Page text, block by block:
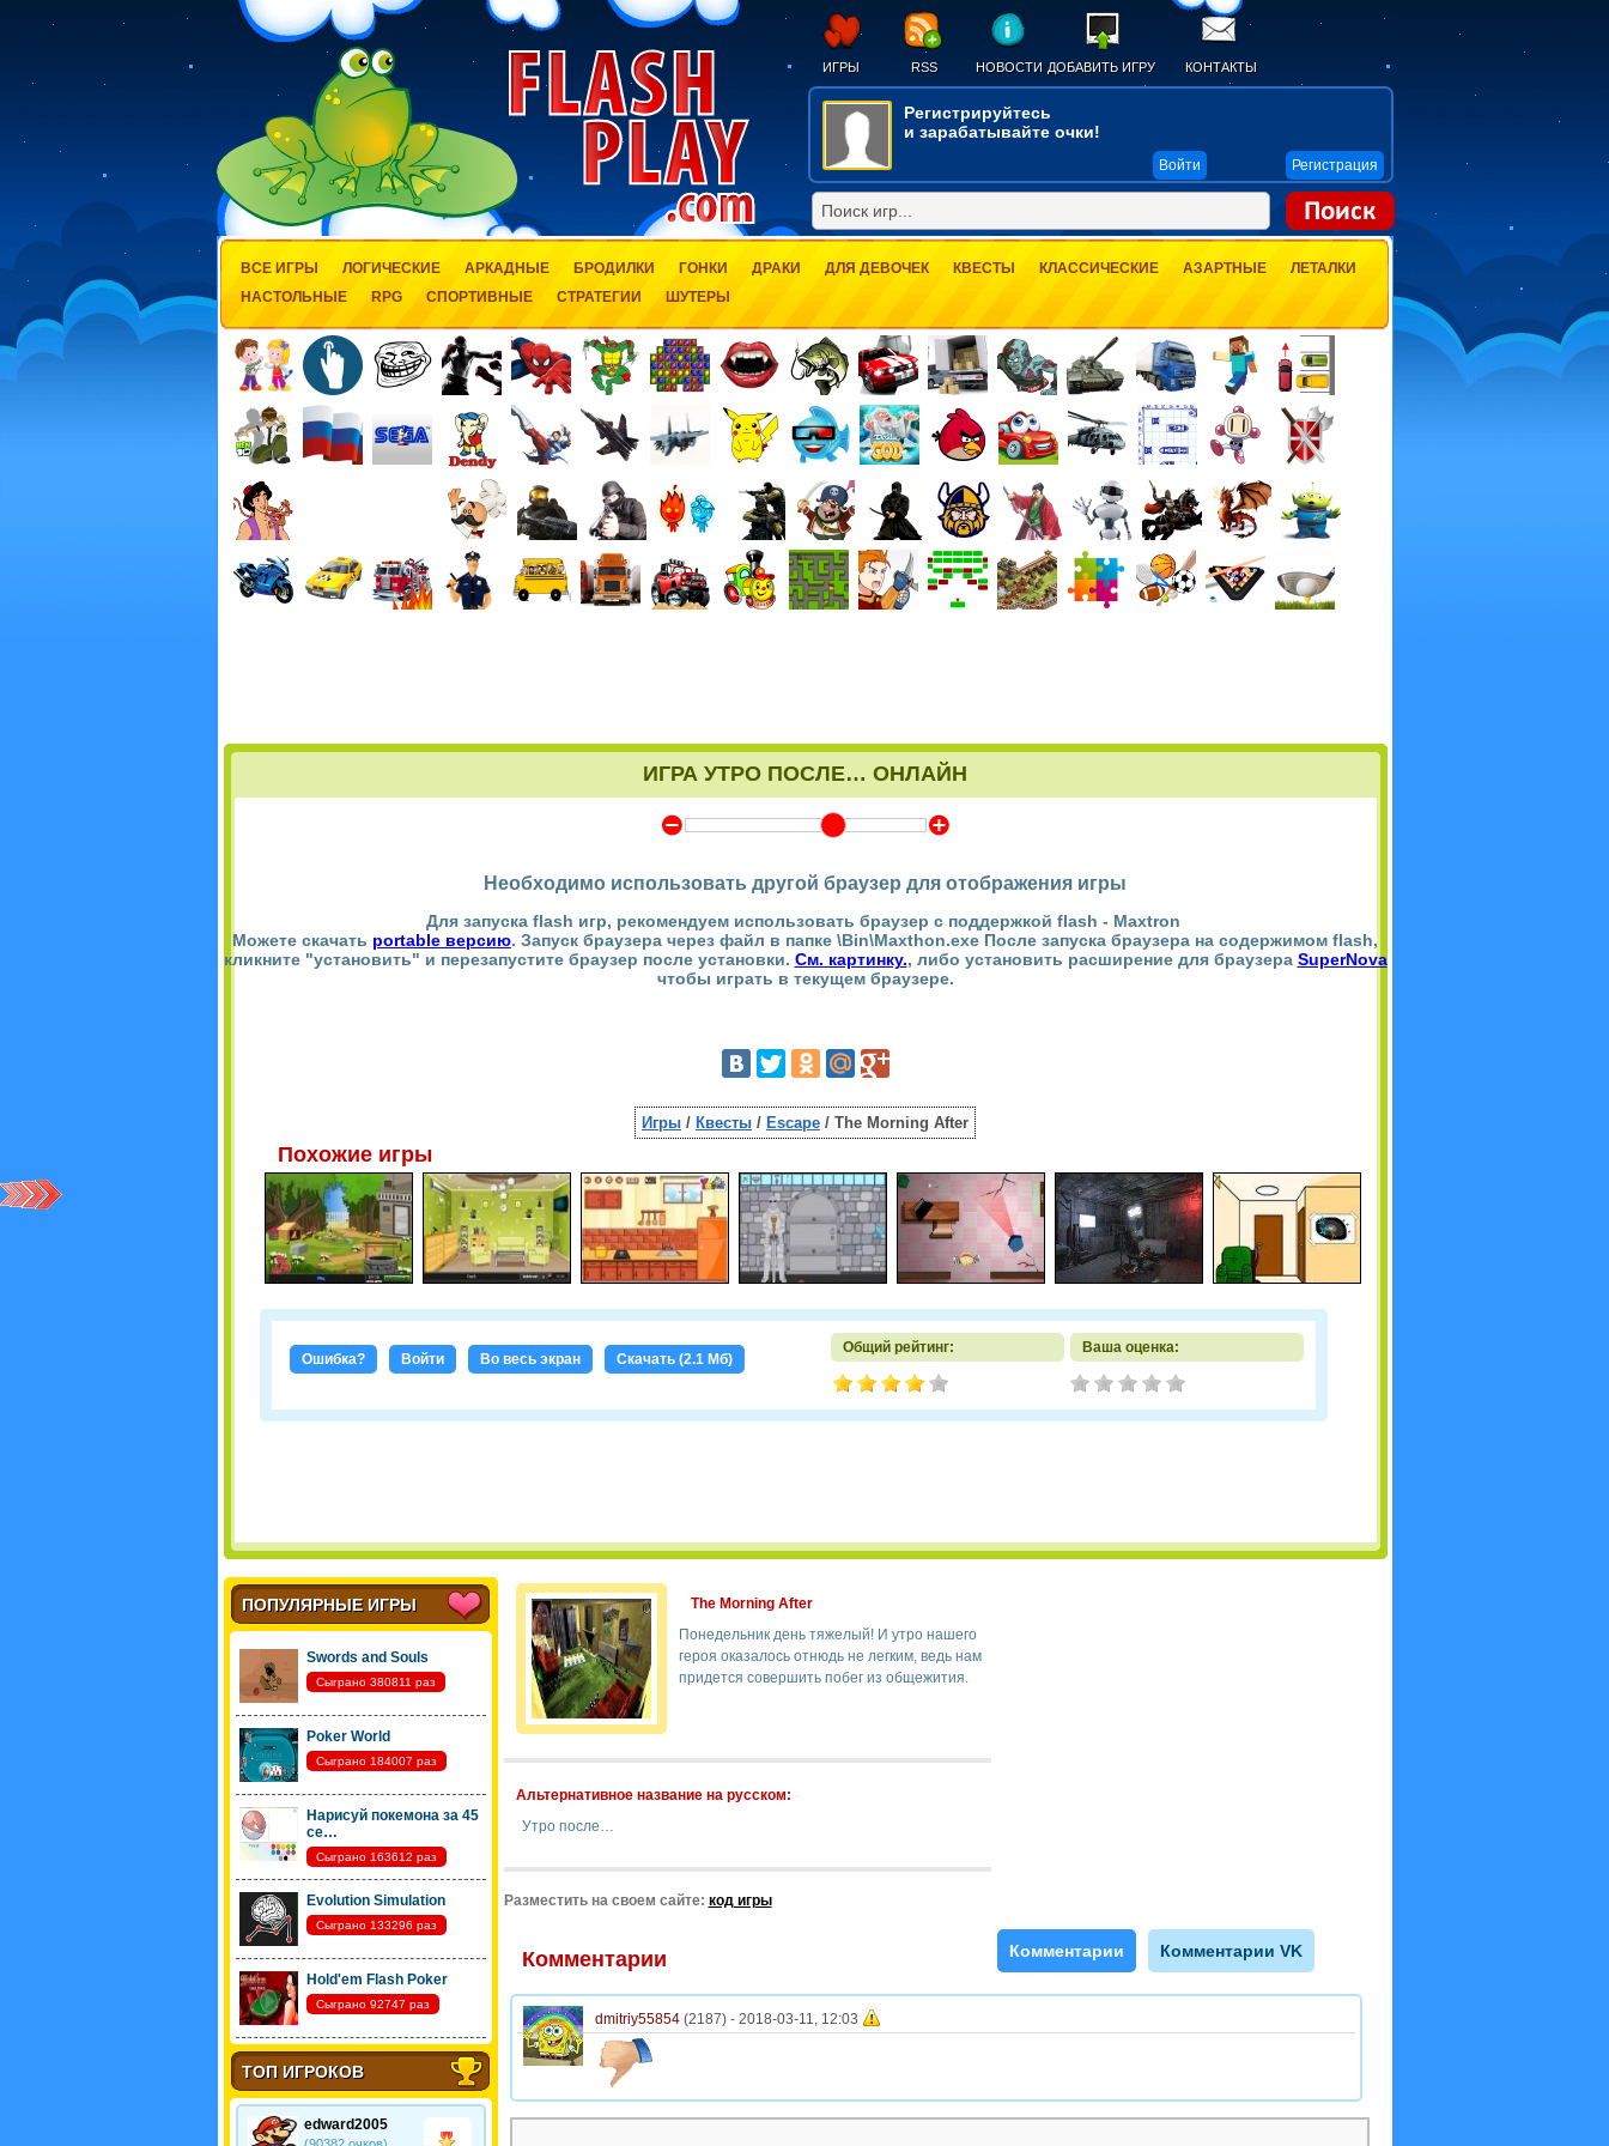
ИГРЫ RSS НОВОСТИ ДОБАВИТЬ ИГРУ КОНТАКТЫ
Регистрируйтесь
и зарабатывайте очки!
Войти Регистрация
ВСЕ ИГРЫ ЛОГИЧЕСКИЕ АРКАДНЫЕ БРОДИЛКИ ГОНКИ ДРАКИ ДЛЯ ДЕВОЧЕК КВЕСТЫ КЛАССИЧЕСКИЕ АЗАРТНЫЕ
ЛЕТАЛКИ
НАСТОЛЬНЫЕ
RPG СПОРТИВНЫЕ СТРАТЕГИИ ШУТЕРЫ
ИГРА УТРО ПОСЛЕ… ОНЛАЙН
Y Z
Необходимо использовать другой браузер для отображения игры
Для запуска flash игр, рекомендуем использовать браузер с поддержкой flash - Maxtron
Можете скачать portable версию. Запуск браузера через файл в папке \Bin\Maxthon.exe После запуска браузера на содержимом flash,
кликните "установить" и перезапустите браузер после установки. См. картинку., либо установить расширение для браузера SuperNova
чтобы играть в текущем браузере.
Игры / Квесты / Escape / The Morning After
Похожие игры
Ошибка? Войти Во весь экран Скачать (2.1 Мб)
Общий рейтинг: Ваша оценка:
ПОПУЛЯРНЫЕ ИГРЫ
Swords and Souls
Сыграно 380811 раз
Poker World
Сыграно 184007 раз
Нарисуй покемона за 45
се…
Сыграно 163612 раз
Evolution Simulation
Сыграно 133296 раз
Hold'em Flash Poker
Сыграно 92747 раз
ТОП ИГРОКОВ
edward2005
The Morning After
Понедельник день тяжелый! И утро нашего
героя оказалось отнюдь не легким, ведь нам
придется совершить побег из общежития.
Альтернативное название на русском:
Утро после…
Разместить на своем сайте: код игры
Комментарии
dmitriy55854(2187) - 2018-03-11, 12:03
Комментарии Комментарии VK